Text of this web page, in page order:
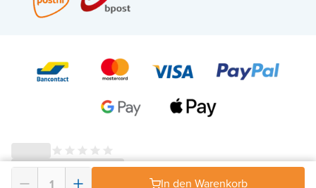
In den Warenkorb
© 2026 - X²O Badezimmer – USt-IdNr: BE0627.861.895-AGB Widerrufsrecht